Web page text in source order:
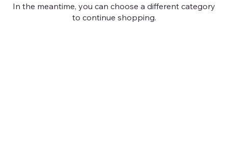
In the meantime, you can choose a different category
to continue shopping.